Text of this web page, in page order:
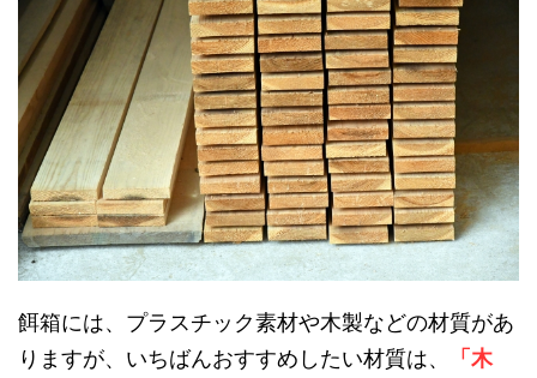
餌箱には、プラスチック素材や木製などの材質があ
りますが、いちばんおすすめしたい材質は、
「木